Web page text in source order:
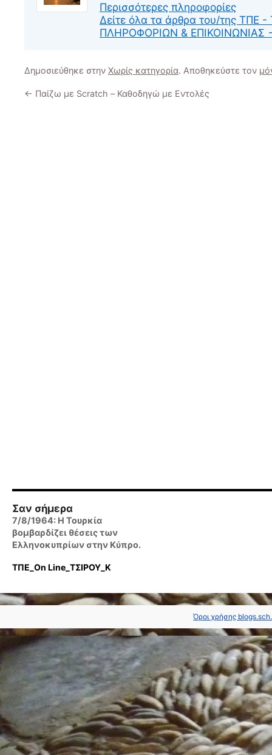
Περισσότερες πληροφορίες
Δείτε όλα τα άρθρα του/της ΤΠΕ
ΠΛΗΡΟΦΟΡΙΩΝ & ΕΠΙΚΟΙΝΩΝΙΑΣ
Δημοσιεύθηκε στην Χωρίς κατηγορία. Αποθηκεύστε τον
← Παίζω με Scratch – Καθοδηγώ με Εντολές
Σαν σήμερα
7/8/1964: Η Τουρκία
βομβαρδίζει θέσεις των
Ελληνοκυπρίων στην Κύπρο.
ΤΠΕ_On Line_ΤΣΙΡΟΥ_Κ
Όροι χρήσης